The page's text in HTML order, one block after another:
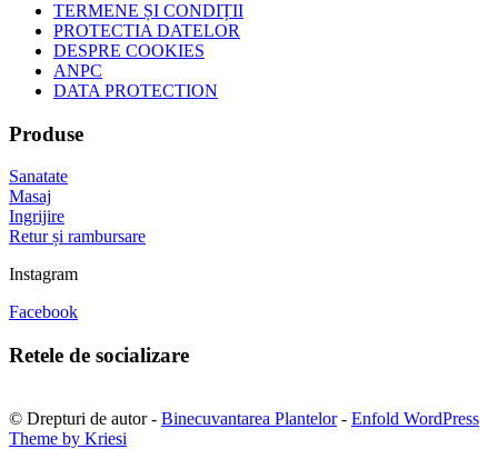
TERMENE ȘI CONDIȚII
PROTECTIA DATELOR
DESPRE COOKIES
ANPC
DATA PROTECTION
Produse
Sanatate
Masaj
Ingrijire
Retur și rambursare
Instagram
Facebook
Retele de socializare
© Drepturi de autor - Binecuvantarea Plantelor- Enfold WordPress
Theme by Kriesi